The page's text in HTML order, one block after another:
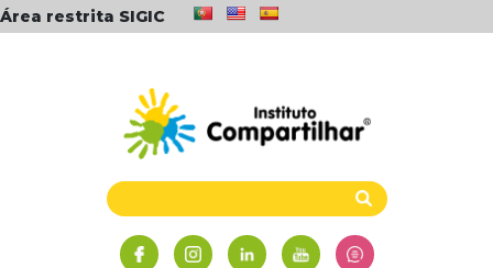
Área restrita SIGIC